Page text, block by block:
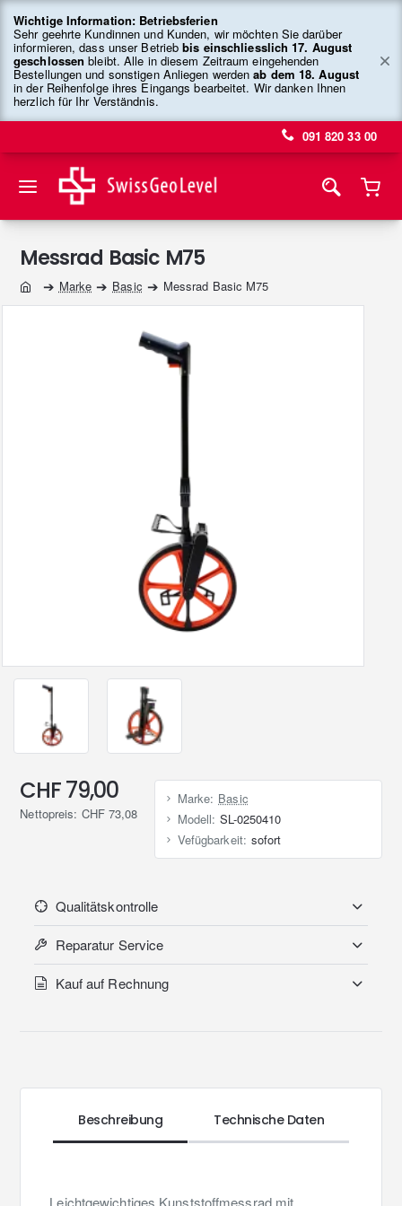
Wichtige Information: Betriebsferien
Sehr geehrte Kundinnen und Kunden, wir möchten Sie darüber
informieren, dass unser Betriebbis einschliesslich 17. August
geschlossen bleibt. Alle in diesem Zeitraum eingehenden
Bestellungen und sonstigen Anliegen werdenab dem 18. August
in der Reihenfolge ihres Eingangs bearbeitet. Wir danken Ihnen
herzlich für Ihr Verständnis.
091 820 33 00
Messrad Basic M75
Marke Basic Messrad Basic M75
CHF 79,00
Nettopreis: CHF 73,08
Marke: Basic
Modell: SL-0250410
Vefügbarkeit: sofort
Qualitätskontrolle
Reparatur Service
Kauf auf Rechnung
Beschreibung Technische Daten
Leichtgewichtiges Kunststoffmessrad mit